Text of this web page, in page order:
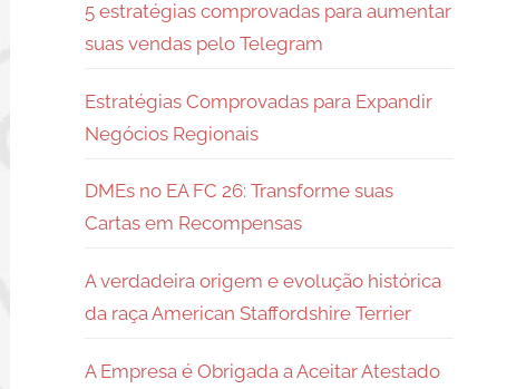
5 estratégias comprovadas para aumentar
suas vendas pelo Telegram
Estratégias Comprovadas para Expandir
Negócios Regionais
DMEs no EA FC 26: Transforme suas
Cartas em Recompensas
A verdadeira origem e evolução histórica
da raça American Staffordshire Terrier
A Empresa é Obrigada a Aceitar Atestado